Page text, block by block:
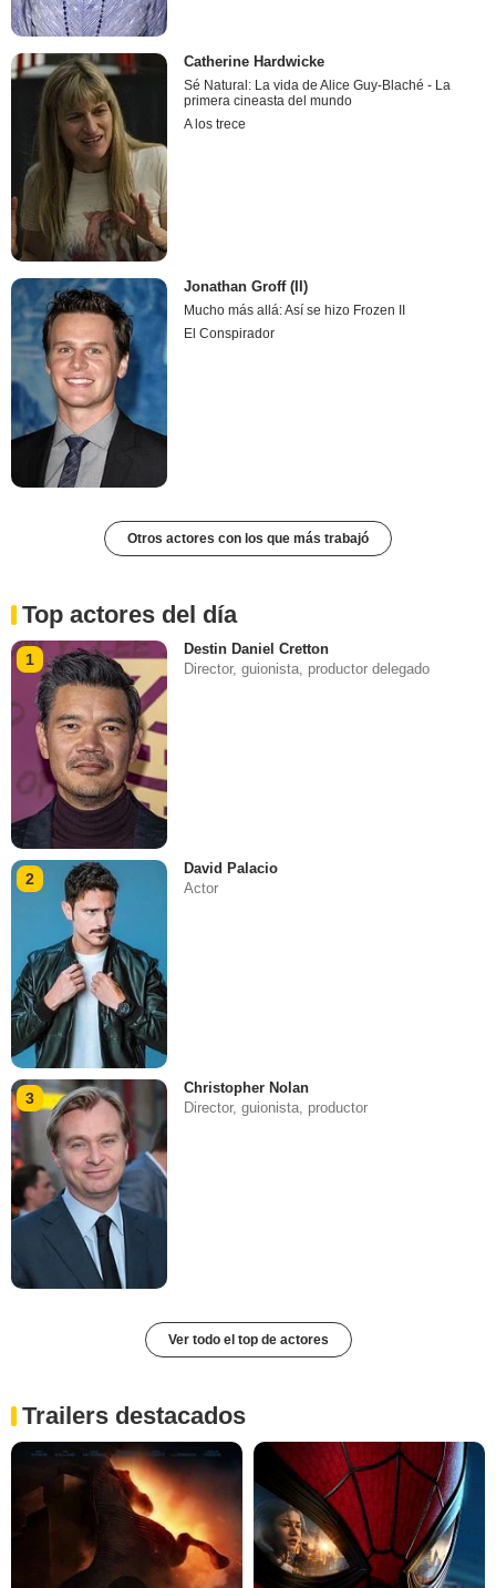
Catherine Hardwicke
Sé Natural: La vida de Alice Guy-Blaché - La
primera cineasta del mundo
A los trece
Jonathan Groff (II)
Mucho más allá: Así se hizo Frozen II
El Conspirador
Otros actores con los que más trabajó
Top actores del día
1
Destin Daniel Cretton
Director, guionista, productor delegado
2
David Palacio
Actor
3
Christopher Nolan
Director, guionista, productor
Ver todo el top de actores
Trailers destacados